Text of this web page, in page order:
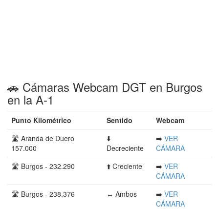
🚗 Cámaras Webcam DGT en Burgos
en la A-1
Punto Kilométrico Sentido
Webcam
🛣️ Aranda de Duero
157.000
⬇️
Decreciente
➡️ VER
CÁMARA
🛣️ Burgos - 232.290
⬆️ Creciente ➡️ VER
CÁMARA
🛣️ Burgos - 238.376
↔️ Ambos ➡️ VER
CÁMARA